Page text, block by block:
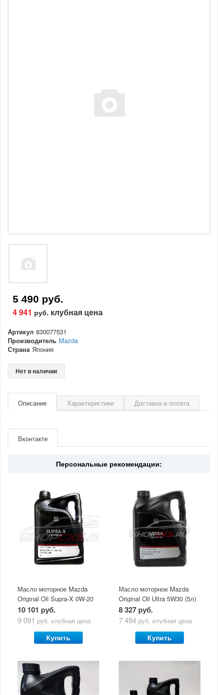
5 490 руб.
4 941 руб. клубная цена
Артикул 830077531
Производитель Mazda
Страна Япония
Нет в наличии
Описание Характеристики Доставка и оплата
Страна Япония
Вконтакте
Персональные рекомендации:
Масло моторное Mazda
Original Oil Supra-X 0W-20
(5 л)
10 101 руб.
9 091 руб. клубная цена
Купить
Масло моторное Mazda
Original Oil Ultra 5W30 (5л)
8 327 руб.
7 494 руб. клубная цена
Купить